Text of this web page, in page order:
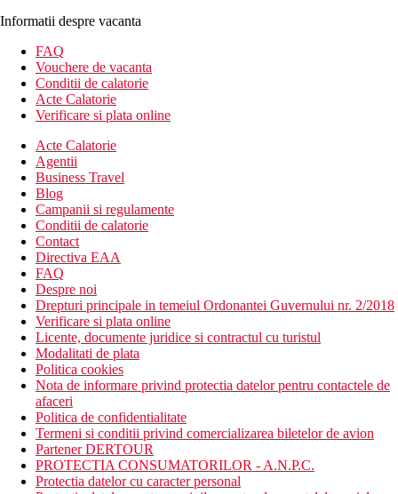
Informatii despre vacanta
FAQ
Vouchere de vacanta
Conditii de calatorie
Acte Calatorie
Verificare si plata online
Acte Calatorie
Agentii
Business Travel
Blog
Campanii si regulamente
Conditii de calatorie
Contact
Directiva EAA
FAQ
Despre noi
Drepturi principale in temeiul Ordonantei Guvernului nr. 2/2018
Verificare si plata online
Licente, documente juridice si contractul cu turistul
Modalitati de plata
Politica cookies
Nota de informare privind protectia datelor pentru contactele de
afaceri
Politica de confidentialitate
Termeni si conditii privind comercializarea biletelor de avion
Partener DERTOUR
PROTECTIA CONSUMATORILOR - A.N.P.C.
Protectia datelor cu caracter personal